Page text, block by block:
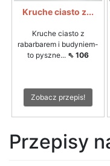
Kruche ciasto z...
Kruche ciasto z
rabarbarem i budyniem-
to pyszne... ⇖ 106
Zobacz przepis!
Przepisy